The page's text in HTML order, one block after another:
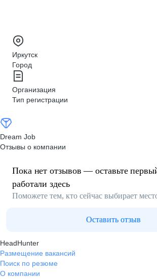
Иркутск
Город
Организация
Тип регистрации
Dream Job
Отзывы о компании
Пока нет отзывов — оставьте
работали здесь
Поможете тем, кто сейчас выбирает
Оставить отзыв
HeadHunter
Размещение вакансий
Поиск по резюме
О компании